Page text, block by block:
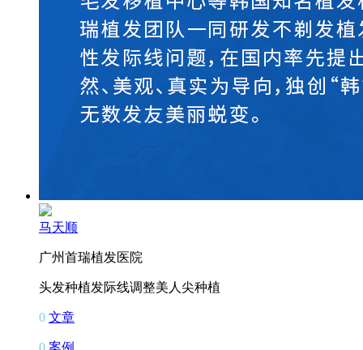
马天顺
广州首瑞植发医院
头发种植发际线调整美人尖种植
0 文章
0 案例